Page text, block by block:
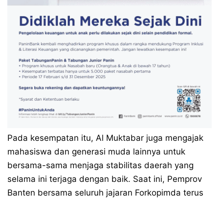
Pada kesempatan itu, Al Muktabar juga mengajak
mahasiswa dan generasi muda lainnya untuk
bersama-sama menjaga stabilitas daerah yang
selama ini terjaga dengan baik. Saat ini, Pemprov
Banten bersama seluruh jajaran Forkopimda terus